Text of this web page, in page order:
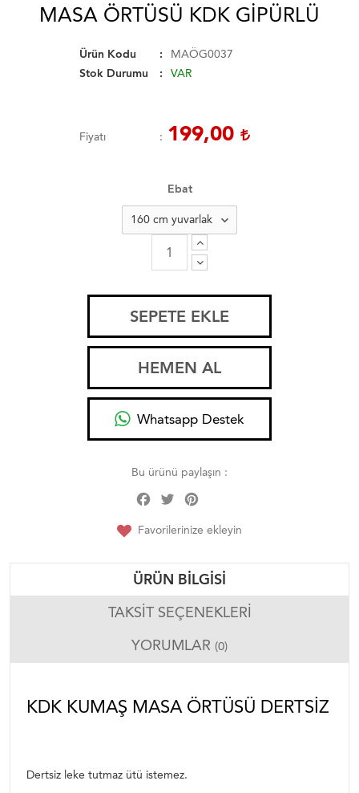
MASA ÖRTÜSÜ KDK GIPÜRLÜ
Ürün Kodu
MAÖG0037
Stok Durumu
VAR
Fiyatı 199,00
Ebat
SEPETE EKLE
HEMEN AL
Whatsapp Destek
Bu ürünü paylaşın :
Facebook
Twitter
Favorilerinize ekleyin
ÜRÜN BILGISI
TAKSIT SEÇENEKLERI
YORUMLAR (0)
KDK KUMAŞ MASA ÖRTÜSÜ DERTSİZ
Dertsiz leke tutmaz ütü istemez.